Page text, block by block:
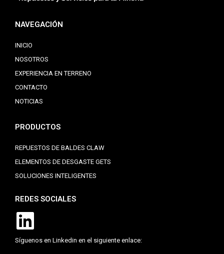
NAVEGACIÓN
INICIO
NOSOTROS
EXPERIENCIA EN TERRENO
CONTACTO
NOTICIAS
PRODUCTOS
REPUESTOS DE BALDES CLAW
ELEMENTOS DE DESGASTE GETS
SOLUCIONES INTELIGENTES
REDES SOCIALES
Síguenos en Linkedin en el siguiente enlace: